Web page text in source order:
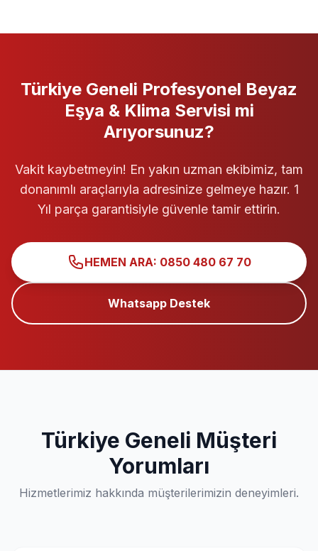
Türkiye Geneli Profesyonel Beyaz
Eşya & Klima Servisi mi
Arıyorsunuz?
Vakit kaybetmeyin! En yakın uzman ekibimiz, tam
donanımlı araçlarıyla adresinize gelmeye hazır. 1
Yıl parça garantisiyle güvenle tamir ettirin.
HEMEN ARA: 0850 480 67 70
Whatsapp Destek
Türkiye Geneli Müşteri
Yorumları
Hizmetlerimiz hakkında müşterilerimizin deneyimleri.